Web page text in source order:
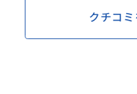
クチコ